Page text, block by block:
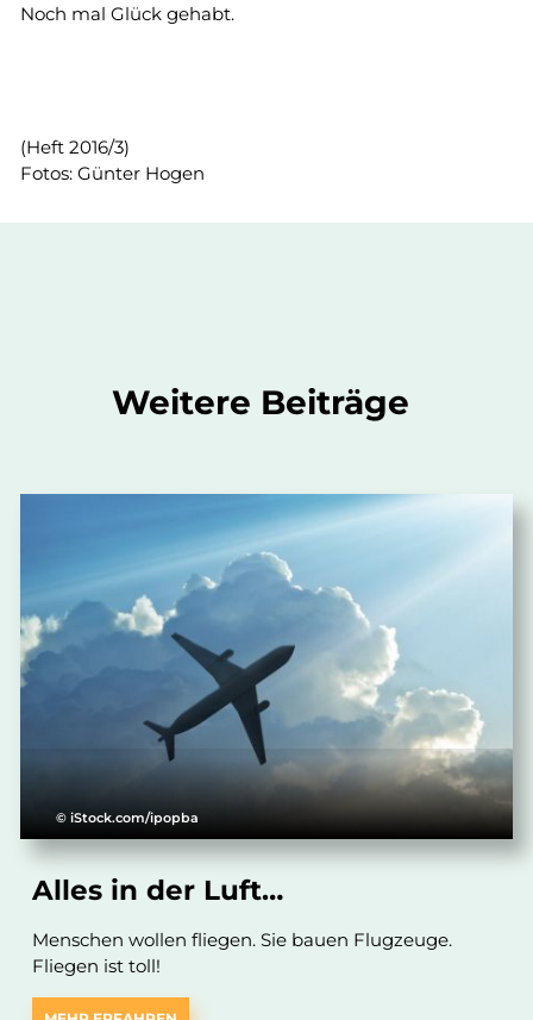
Noch mal Glück gehabt.
(Heft 2016/3)
Fotos: Günter Hogen
Weitere Beiträge
© iStock.com/ipopba
Alles in der Luft…
Menschen wollen fliegen. Sie bauen Flugzeuge.
Fliegen ist toll!